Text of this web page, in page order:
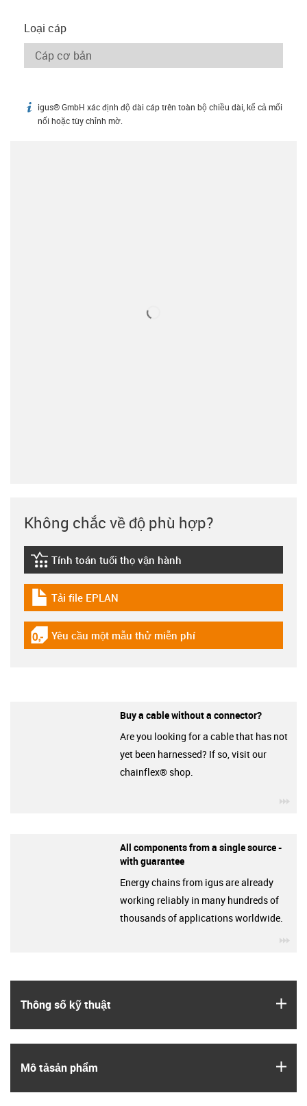
Loại cáp
igus-icon-info
igus® GmbH xác định độ dài cáp trên toàn bộ chiều dài, kể cả mối
nối hoặc tùy chỉnh mờ.
Thông số kỹ thuật
Mô tả­sản phẩm
Không chắc về độ phù hợp?
igus-icon-lebensdauerrechner
Tính toán tuổi thọ vận hành
igus-icon-download-plan
Tải file EPLAN
igus-icon-gratismuster
Yêu cầu một mẫu thử miễn phí
Buy a cable without a connector?
Are you looking for a cable that has not
yet been harnessed? If so, visit our
chainflex® shop.
All components from a single source -
with guarantee
Energy chains from igus are already
working reliably in many hundreds of
thousands of applications worldwide.